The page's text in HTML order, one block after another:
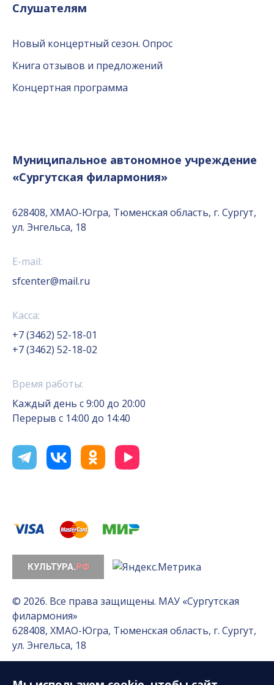
Слушателям
Новый концертный сезон. Опрос
Книга отзывов и предложений
Концертная программа
Муниципальное автономное учреждение
«Сургутская филармония»
628408, ХМАО-Югра, Тюменская область, г. Сургут,
ул. Энгельса, 18
E-mail:
sfcenter@mail.ru
Касса:
+7 (3462) 52-18-01
+7 (3462) 52-18-02
Время работы:
Каждый день с 9:00 до 20:00
Перерыв с 14:00 до 14:40
© 2026. Все права защищены. МАУ «Сургутская
филармония»
628408, ХМАО-Югра, Тюменская область, г. Сургут,
ул. Энгельса, 18